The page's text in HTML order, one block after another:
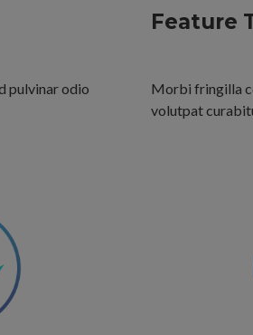
pulvinar odio
Feature
Morbi fringilla
volutpat